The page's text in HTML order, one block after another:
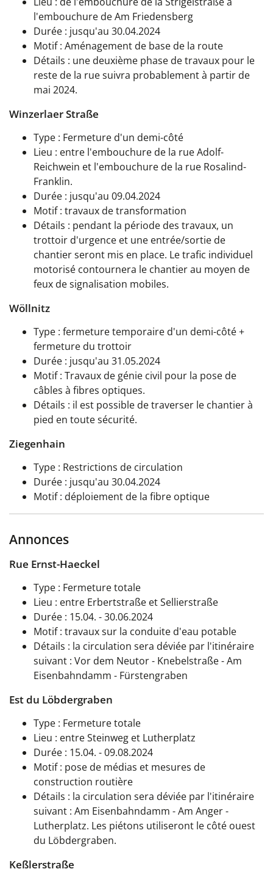
l'embouchure de Am Friedensberg
Durée : jusqu'au 30.04.2024
Motif : Aménagement de base de la route
Détails : une deuxième phase de travaux pour le
reste de la rue suivra probablement à partir de
mai 2024.
Winzerlaer Straße
Type : Fermeture d'un demi-côté
Lieu : entre l'embouchure de la rue Adolf-
Reichwein et l'embouchure de la rue Rosalind-
Franklin.
Durée : jusqu'au 09.04.2024
Motif : travaux de transformation
Détails : pendant la période des travaux, un
trottoir d'urgence et une entrée/sortie de
chantier seront mis en place. Le trafic individuel
motorisé contournera le chantier au moyen de
feux de signalisation mobiles.
Wöllnitz
Type : fermeture temporaire d'un demi-côté +
fermeture du trottoir
Durée : jusqu'au 31.05.2024
Motif : Travaux de génie civil pour la pose de
câbles à fibres optiques.
Détails : il est possible de traverser le chantier à
pied en toute sécurité.
Ziegenhain
Type : Restrictions de circulation
Durée : jusqu'au 30.04.2024
Motif : déploiement de la fibre optique
Annonces
Rue Ernst-Haeckel
Type : Fermeture totale
Lieu : entre Erbertstraße et Sellierstraße
Durée : 15.04. - 30.06.2024
Motif : travaux sur la conduite d'eau potable
Détails : la circulation sera déviée par l'itinéraire
suivant : Vor dem Neutor - Knebelstraße - Am
Eisenbahndamm - Fürstengraben
Est du Löbdergraben
Type : Fermeture totale
Lieu : entre Steinweg et Lutherplatz
Durée : 15.04. - 09.08.2024
Motif : pose de médias et mesures de
construction routière
Détails : la circulation sera déviée par l'itinéraire
suivant : Am Eisenbahndamm - Am Anger -
Lutherplatz. Les piétons utiliseront le côté ouest
du Löbdergraben.
Keßlerstraße